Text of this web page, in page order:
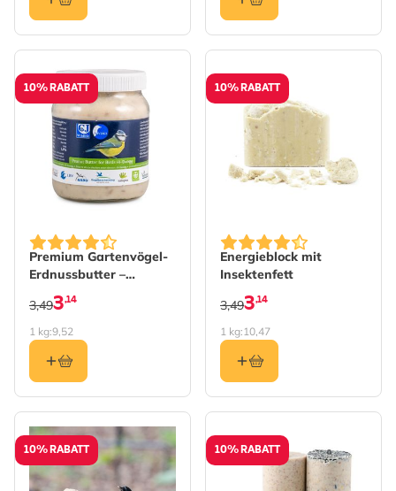
10% RABATT
Premium Gartenvögel-
Erdnussbutter –
energiereich
3,14
3,49
1 kg:9,52
10% RABATT
Energieblock mit
Insektenfett
3,14
3,49
1 kg:10,47
10% RABATT 10% RABATT